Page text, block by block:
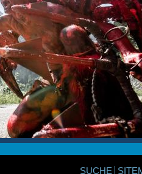
SUCHE